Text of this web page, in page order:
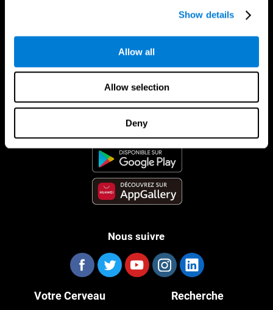
Show details
Allow all
Allow selection
Deny
Nous suivre
Votre Cerveau Recherche